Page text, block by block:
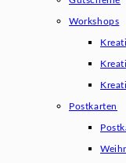
Workshops
Postkarten